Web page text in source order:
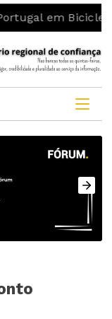
em Bicicleta